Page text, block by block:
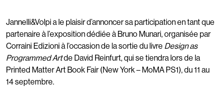
Jannelli&Volpi a le plaisir d’annoncer sa participation en tant que
partenaire à l’exposition dédiée à Bruno Munari, organisée par
Corraini Edizioni à l’occasion de la sortie du livre Design as
Programmed Artde David Reinfurt, qui se tiendra lors de la
Printed Matter Art Book Fair (New York – MoMA PS1), du 11 au
14 septembre.